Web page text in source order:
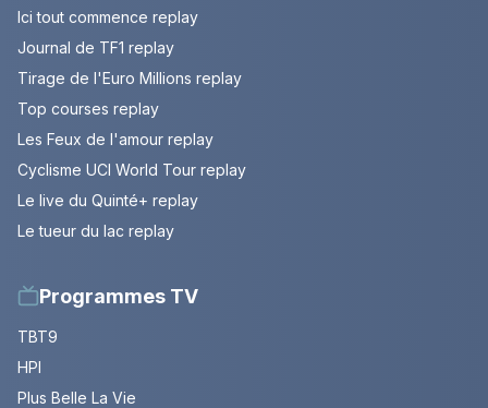
Ici tout commence replay
Journal de TF1 replay
Tirage de l'Euro Millions replay
Top courses replay
Les Feux de l'amour replay
Cyclisme UCI World Tour replay
Le live du Quinté+ replay
Le tueur du lac replay
Programmes TV
TBT9
HPI
Plus Belle La Vie